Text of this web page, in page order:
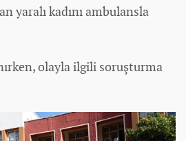
yaralı kadını ambulansla
olayla ilgili soruşturma